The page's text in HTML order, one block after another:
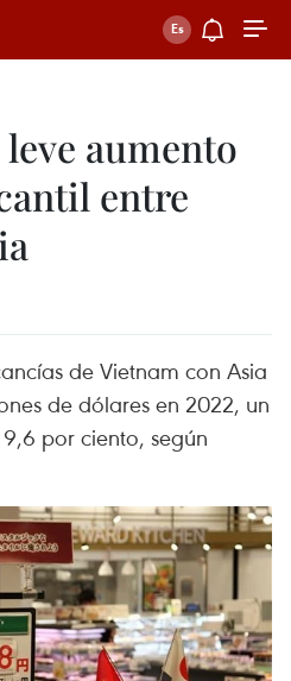
aumento
entre
de Vietnam con Asia
de dólares en 2022, un
por ciento, según